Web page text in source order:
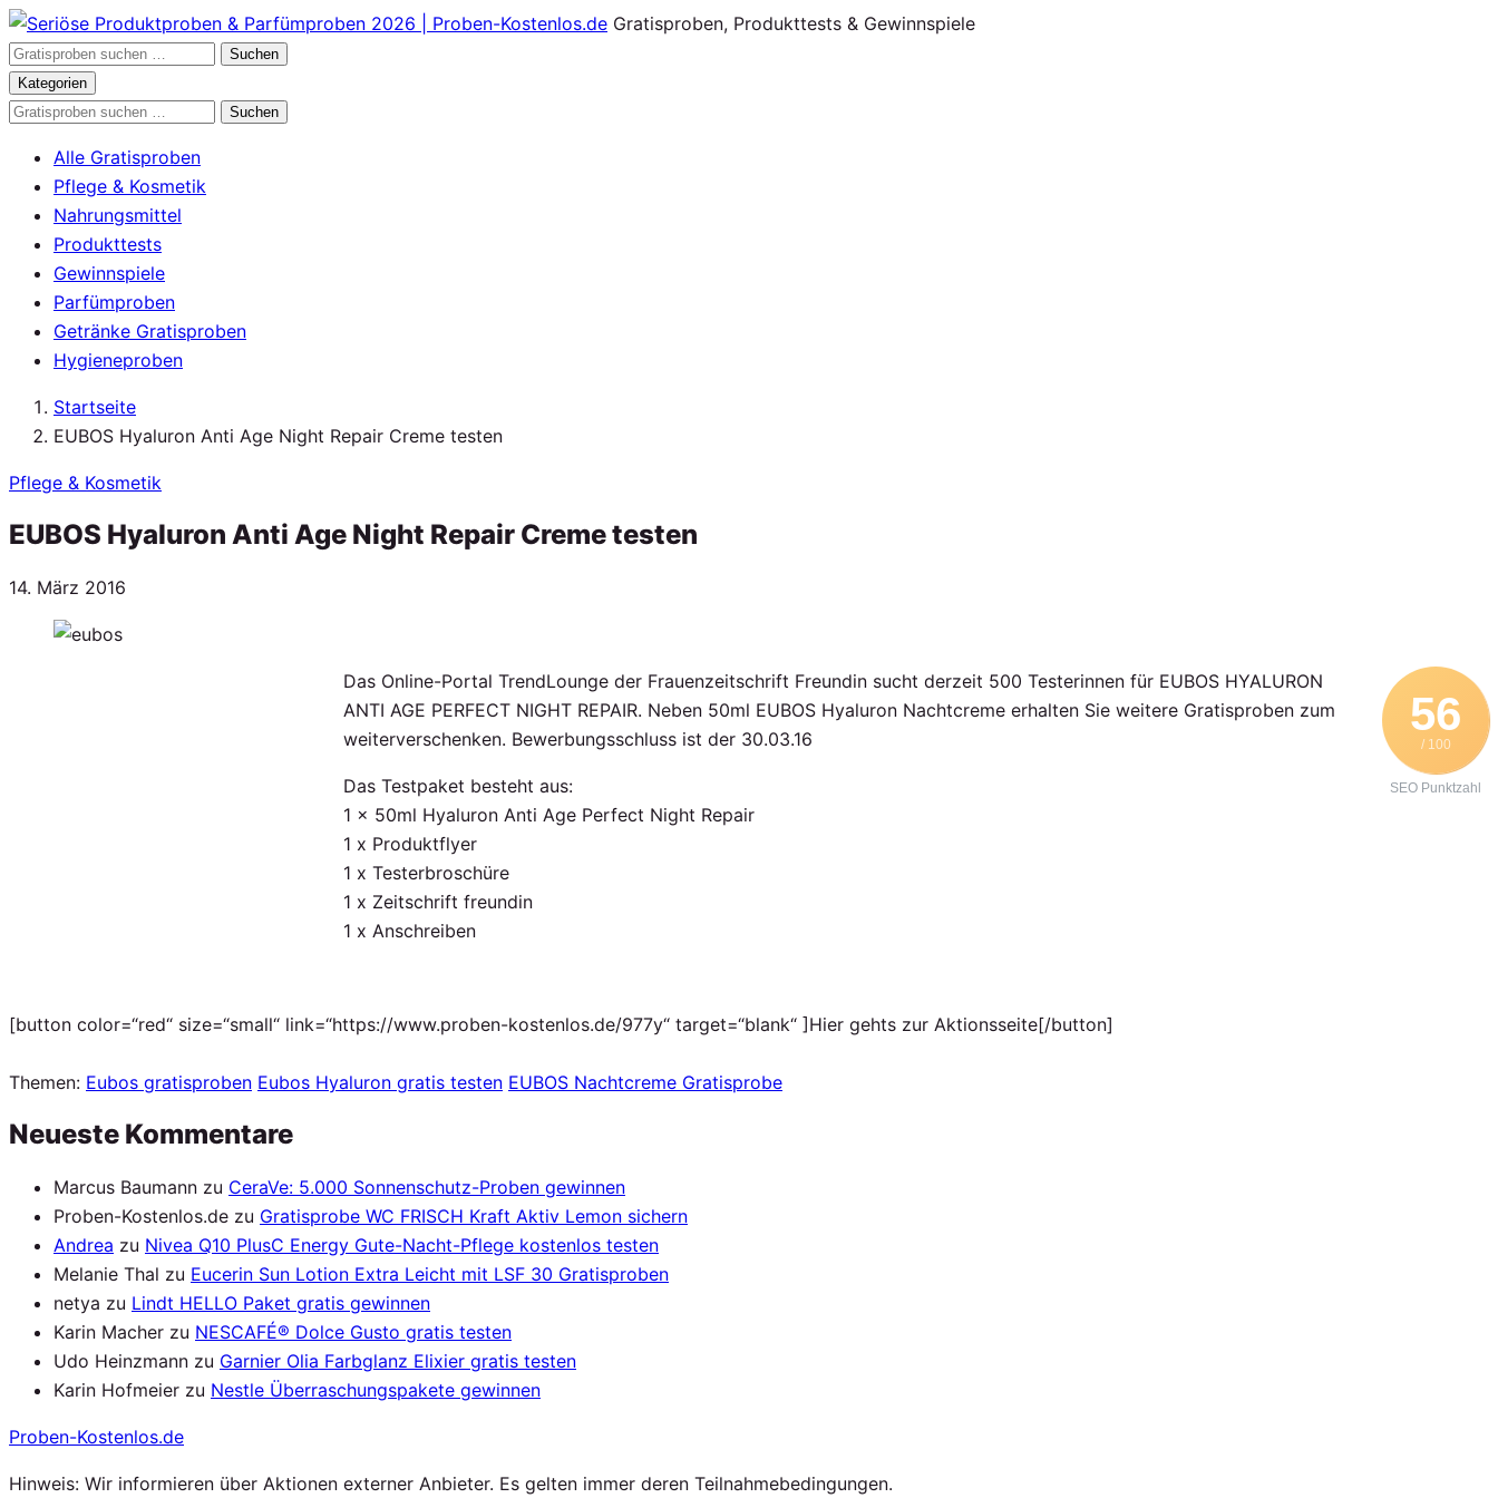
Zum
Inhalt
springen
Gratisproben, Produkttests & Gewinnspiele
Gratisproben
durchsuchen
Suchen
Kategorien
Gratisproben
Suchen
Alle Gratisproben
Pflege & Kosmetik
Nahrungsmittel
Produkttests
Gewinnspiele
Parfümproben
Getränke Gratisproben
Hygieneproben
Startseite
EUBOS Hyaluron Anti Age Night Repair Creme testen
Pflege & Kosmetik
EUBOS Hyaluron Anti Age Night Repair Creme testen
Veröffentlicht
14. März 2016
56
/ 100
SEO Punktzahl
Das Online-Portal TrendLounge der Frauenzeitschrift Freundin sucht derzeit 500 Testerinnen für EUBOS HYALURON
ANTI AGE PERFECT NIGHT REPAIR. Neben 50ml EUBOS Hyaluron Nachtcreme erhalten Sie weitere Gratisproben zum
weiterverschenken. Bewerbungsschluss ist der 30.03.16
Das Testpaket besteht aus:
1 x 50ml Hyaluron Anti Age Perfect Night Repair
1 x Produktflyer
1 x Testerbroschüre
1 x Zeitschrift freundin
1 x Anschreiben
[button color=“red“ size=“small“ link=“https://www.proben-kostenlos.de/977y“ target=“blank“ ]Hier gehts zur Aktionsseite[/button]
Themen: Eubos gratisproben Eubos Hyaluron gratis testen EUBOS Nachtcreme Gratisprobe
Neueste Kommentare
Marcus Baumann zu CeraVe: 5.000 Sonnenschutz-Proben gewinnen
Proben-Kostenlos.de zu Gratisprobe WC FRISCH Kraft Aktiv Lemon sichern
Andrea zu Nivea Q10 PlusC Energy Gute-Nacht-Pflege kostenlos testen
Melanie Thal zu Eucerin Sun Lotion Extra Leicht mit LSF 30 Gratisproben
netya zu Lindt HELLO Paket gratis gewinnen
Karin Macher zu NESCAFÉ® Dolce Gusto gratis testen
Udo Heinzmann zu Garnier Olia Farbglanz Elixier gratis testen
Karin Hofmeier zu Nestle Überraschungspakete gewinnen
Proben-Kostenlos.de
Hinweis: Wir informieren über Aktionen externer Anbieter. Es gelten immer deren Teilnahmebedingungen.